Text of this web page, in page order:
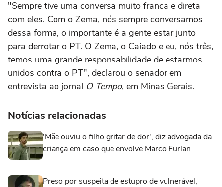
"Sempre tive uma conversa muito franca e direta
com eles. Com o Zema, nós sempre conversamos
dessa forma, o importante é a gente estar junto
para derrotar o PT. O Zema, o Caiado e eu, nós três,
temos uma grande responsabilidade de estarmos
unidos contra o PT", declarou o senador em
entrevista ao jornal O Tempo, em Minas Gerais.
Notícias relacionadas
'Mãe ouviu o filho gritar de dor', diz advogada da
criança em caso que envolve Marco Furlan
Preso por suspeita de estupro de vulnerável,